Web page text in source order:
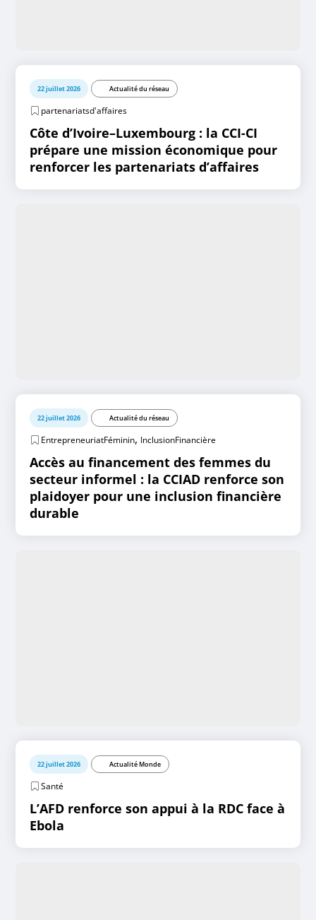
22 juillet 2026 Actualité du réseau
partenariatsd'affaires
Côte d’Ivoire–Luxembourg : la CCI-CI
prépare une mission économique pour
renforcer les partenariats d’affaires
22 juillet 2026 Actualité du réseau
EntrepreneuriatFéminin, InclusionFinancière
Accès au financement des femmes du
secteur informel : la CCIAD renforce son
plaidoyer pour une inclusion financière
durable
22 juillet 2026 Actualité Monde
Santé
L’AFD renforce son appui à la RDC face à
Ebola